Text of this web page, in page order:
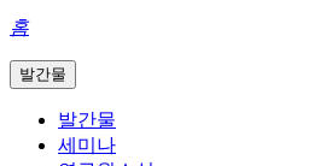
홈
발간물
발간물
세미나